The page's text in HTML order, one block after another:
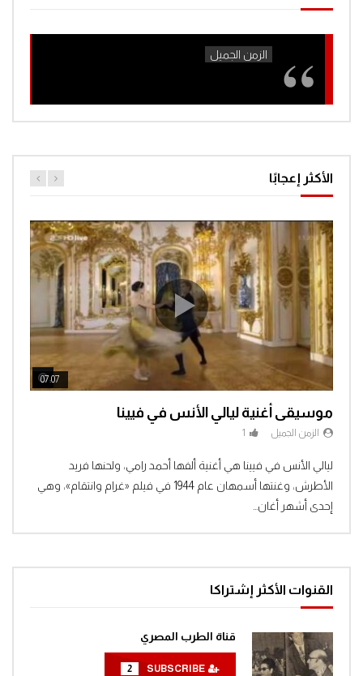
الأكثر إعجابًا
07:07
موسيقى أغنية ليالي الأنس في فيينا
الزمن الجميل 1
ليالي الأنس في فيينا هي أغنية ألفها أحمد رامي، ولحنها فريد
الأطرش، وغنتها أسمهان عام 1944 في فيلم «غرام وانتقام»، وهي
إحدى أشهر أغان...
Watch Later
القنوات الأكثر إشتراكا
قناة الطرب المصري
2